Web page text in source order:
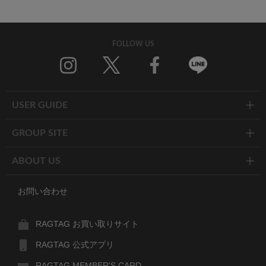
FOLLOW US
USER GUIDE
GROUP SITE
ABOUT US
お問い合わせ
RAGTAG お買い取りサイト
RAGTAG 公式アプリ